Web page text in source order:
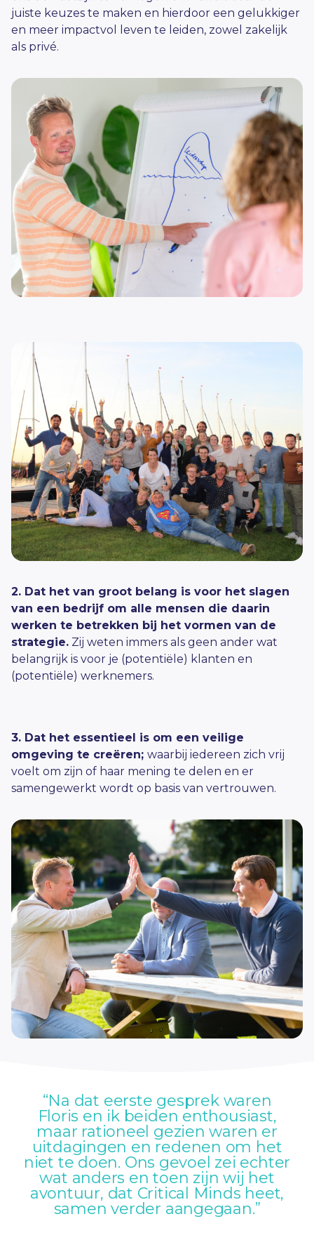
juiste keuzes te maken en hierdoor een gelukkiger
en meer impactvol leven te leiden, zowel zakelijk
als privé.
2. Dat het van groot belang is voor het slagen
van een bedrijf om alle mensen die daarin
werken te betrekken bij het vormen van de
strategie. Zij weten immers als geen ander wat
belangrijk is voor je (potentiële) klanten en
(potentiële) werknemers.
3. Dat het essentieel is om een veilige
omgeving te creëren; waarbij iedereen zich vrij
voelt om zijn of haar mening te delen en er
samengewerkt wordt op basis van vertrouwen.
“Na dat eerste gesprek waren
Floris en ik beiden enthousiast,
maar rationeel gezien waren er
uitdagingen en redenen om het
niet te doen. Ons gevoel zei echter
wat anders en toen zijn wij het
avontuur, dat Critical Minds heet,
samen verder aangegaan.”